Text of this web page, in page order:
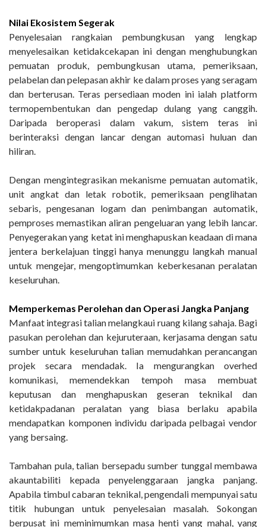
Nilai Ekosistem Segerak
Penyelesaian rangkaian pembungkusan yang lengkap
menyelesaikan ketidakcekapan ini dengan menghubungkan
pemuatan produk, pembungkusan utama, pemeriksaan,
pelabelan dan pelepasan akhir ke dalam proses yang seragam
dan berterusan. Teras persediaan moden ini ialah platform
termopembentukan dan pengedap dulang yang canggih.
Daripada beroperasi dalam vakum, sistem teras ini
berinteraksi dengan lancar dengan automasi huluan dan
hiliran.
Dengan mengintegrasikan mekanisme pemuatan automatik,
unit angkat dan letak robotik, pemeriksaan penglihatan
sebaris, pengesanan logam dan penimbangan automatik,
pemproses memastikan aliran pengeluaran yang lebih lancar.
Penyegerakan yang ketat ini menghapuskan keadaan di mana
jentera berkelajuan tinggi hanya menunggu langkah manual
untuk mengejar, mengoptimumkan keberkesanan peralatan
keseluruhan.
Memperkemas Perolehan dan Operasi Jangka Panjang
Manfaat integrasi talian melangkaui ruang kilang sahaja. Bagi
pasukan perolehan dan kejuruteraan, kerjasama dengan satu
sumber untuk keseluruhan talian memudahkan perancangan
projek secara mendadak. Ia mengurangkan overhed
komunikasi, memendekkan tempoh masa membuat
keputusan dan menghapuskan geseran teknikal dan
ketidakpadanan peralatan yang biasa berlaku apabila
mendapatkan komponen individu daripada pelbagai vendor
yang bersaing.
Tambahan pula, talian bersepadu sumber tunggal membawa
akauntabiliti kepada penyelenggaraan jangka panjang.
Apabila timbul cabaran teknikal, pengendali mempunyai satu
titik hubungan untuk penyelesaian masalah. Sokongan
berpusat ini meminimumkan masa henti yang mahal, yang